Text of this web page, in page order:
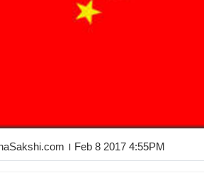
। Feb 8 2017 4:55PM